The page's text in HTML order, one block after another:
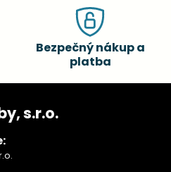
Bezpečný nákup a
platba
s.r.o.